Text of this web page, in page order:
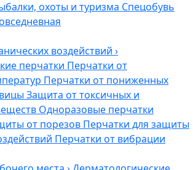
охоты и туризма Спецобувь
воздействий ›
перчатки Перчатки от
Перчатки от пониженных
Защита от токсичных и
Одноразовые перчатки
от порезов Перчатки для защиты
Перчатки от вибрации